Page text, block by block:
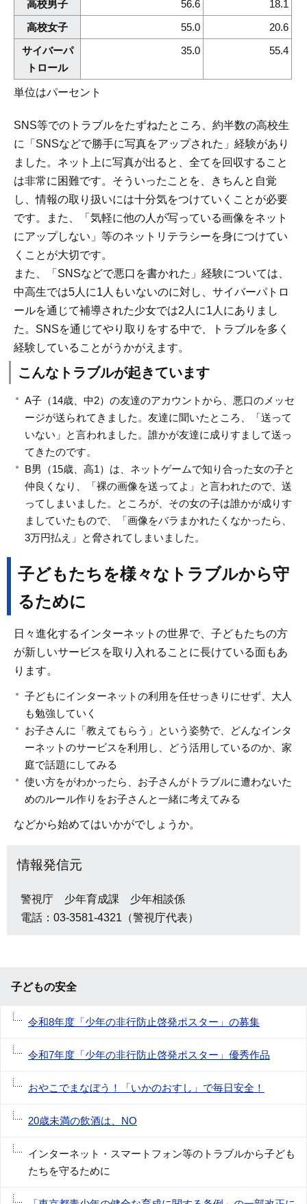
高校男子 56.6
18.1
高校女子
55.0
20.6
サイバーパ
トロール
35.0 55.4
単位はパーセント
SNS等でのトラブルをたずねたところ、約半数の高校生
に「SNSなどで勝手に写真をアップされた」経験があり
ました。ネット上に写真が出ると、全てを回収すること
は非常に困難です。そういったことを、きちんと自覚
し、情報の取り扱いには十分気をつけていくことが必要
です。また、「気軽に他の人が写っている画像をネット
にアップしない」等のネットリテラシーを身につけてい
くことが大切です。
また、「SNSなどで悪口を書かれた」経験については、
中高生では5人に1人もいないのに対し、サイバーパトロ
ールを通じて補導された少女では2人に1人にありまし
た。SNSを通じてやり取りをする中で、トラブルを多く
経験していることがうかがえます。
こんなトラブルが起きています
A子（14歳、中2）の友達のアカウントから、悪口のメッセ
ージが送られてきました。友達に聞いたところ、「送って
いない」と言われました。誰かが友達に成りすまして送っ
てきたのです。
B男（15歳、高1）は、ネットゲームで知り合った女の子と
仲良くなり、「裸の画像を送ってよ」と言われたので、送
ってしまいました。ところが、その女の子は誰かが成りす
ましていたもので、「画像をバラまかれたくなかったら、
3万円払え」と脅されてしまいました。
子どもたちを様々なトラブルから守
るために
日々進化するインターネットの世界で、子どもたちの方
が新しいサービスを取り入れることに長けている面もあ
ります。
子どもにインターネットの利用を任せっきりにせず、大人
も勉強していく
お子さんに「教えてもらう」という姿勢で、どんなインタ
ーネットのサービスを利用し、どう活用しているのか、家
庭で話題にしてみる
使い方をがわかったら、お子さんがトラブルに遭わないた
めのルール作りをお子さんと一緒に考えてみる
などから始めてはいかがでしょうか。
情報発信元
警視庁 少年育成課 少年相談係
電話：03-3581-4321（警視庁代表）
子どもの安全
令和8年度「少年の非行防止啓発ポスター」の募集
令和7年度「少年の非行防止啓発ポスター」優秀作品
おやこでまなぼう！「いかのおすし」で毎日安全！
20歳未満の飲酒は、NO
インターネット・スマートフォン等のトラブルから子ども
たちを守るために